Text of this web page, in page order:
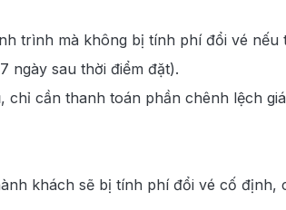
trình mà không bị tính phí đổi vé
ngày sau thời điểm đặt).
cần thanh toán phần chênh lệch
khách sẽ bị tính phí đổi vé cố định,